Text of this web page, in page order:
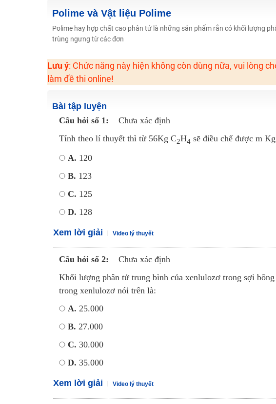
2K6! Lộ Trình Sun 2024 - Ba bước luyện thi TN THPT - ĐH ít nhất 25 điểm
Hot! Lễ hội đồng giá 449K - 499K toàn bộ khoá học tại Tuyensinh247 (Từ
Khuyến Mãi Khoá Học 1K Chỉ Từ 11-13/09/2024
Khai giảng các khóa lớp 9 Toán - Lý - Hóa - Văn - Anh năm 2018
Khai giảng khóa Ngữ văn 7 - xây nền vững chắc cho tương lai!
Polime và Vật liệu Polime
Polime hay hợp chất cao phân tử là những sản phẩm rắn có khối lượng
trùng ngưng từ các đơn
Lưu ý: Chức năng này hiện không còn dùng nữa, vui lòng
làm đề thi online!
Bài tập luyện
Câu hỏi số 1:
Chưa xác định
Tính theo lí thuyết thì từ 56Kg C2H4 sẽ điều chế được m
A. 120
B. 123
C. 125
D. 128
Xem lời giải Video lý thuyết
Câu hỏi số 2:
Chưa xác định
Khối lượng phân tử trung bình của xenlulozơ trong sợi
trong xenlulozơ nói trên là:
A. 25.000
B. 27.000
C. 30.000
D. 35.000
Xem lời giải Video lý thuyết